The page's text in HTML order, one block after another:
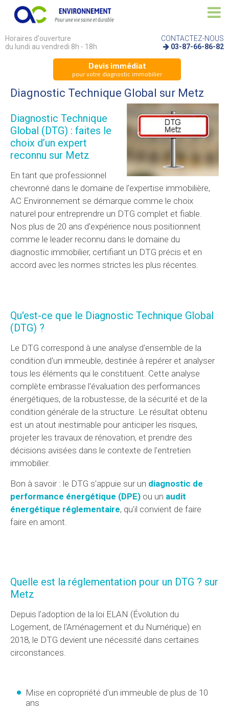
Horaires d'ouverture
du lundi au vendredi 8h - 18h
CONTACTEZ-NOUS
03-87-66-86-82
Devis immédiat
pour votre diagnostic immobilier
Diagnostic Technique Global sur Metz
Diagnostic Technique
Global (DTG) : faites le
choix d’un expert
reconnu sur Metz
En tant que professionnel
chevronné dans le domaine de l'expertise immobilière,
AC Environnement se démarque comme le choix
naturel pour entreprendre un DTG complet et fiable.
Nos plus de 20 ans d'expérience nous positionnent
comme le leader reconnu dans le domaine du
diagnostic immobilier, certifiant un DTG précis et en
accord avec les normes strictes les plus récentes.
Qu'est-ce que le Diagnostic Technique Global
(DTG) ?
Le DTG correspond à une analyse d'ensemble de la
condition d'un immeuble, destinée à repérer et analyser
tous les éléments qui le constituent. Cette analyse
complète embrasse l'évaluation des performances
énergétiques, de la robustesse, de la sécurité et de la
condition générale de la structure. Le résultat obtenu
est un atout inestimable pour anticiper les risques,
projeter les travaux de rénovation, et prendre des
décisions avisées dans le contexte de l'entretien
immobilier.
Bon à savoir : le DTG s'appuie sur un diagnostic de
performance énergétique (DPE) ou un audit
énergétique réglementaire, qu'il convient de faire
faire en amont.
Quelle est la réglementation pour un DTG ? sur
Metz
Depuis l'adoption de la loi ELAN (Évolution du
Logement, de l'Aménagement et du Numérique) en
2018, le DTG devient une nécessité dans certaines
circonstances.
Mise en copropriété d'un immeuble de plus de 10
ans